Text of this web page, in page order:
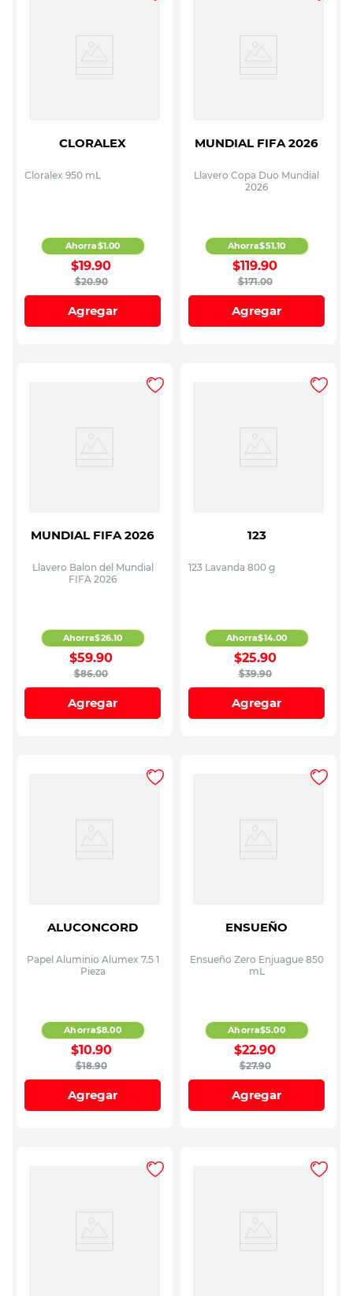
CLORALEX
Cloralex 950 mL
$20.90
$19.90
Ahorra$1.00
Agregar
MUNDIAL FIFA 2026
Llavero Copa Duo Mundial
2026
$171.00
$119.90
Ahorra$51.10
Agregar
MUNDIAL FIFA 2026
Llavero Balon del Mundial
FIFA 2026
$86.00
$59.90
Ahorra$26.10
Agregar
123
123 Lavanda 800 g
$39.90
$25.90
Ahorra$14.00
Agregar
ALUCONCORD
Papel Aluminio Alumex 7.5 1
Pieza
$18.90
$10.90
Ahorra$8.00
Agregar
ENSUEÑO
Ensueño Zero Enjuague 850
mL
$27.90
$22.90
Ahorra$5.00
Agregar